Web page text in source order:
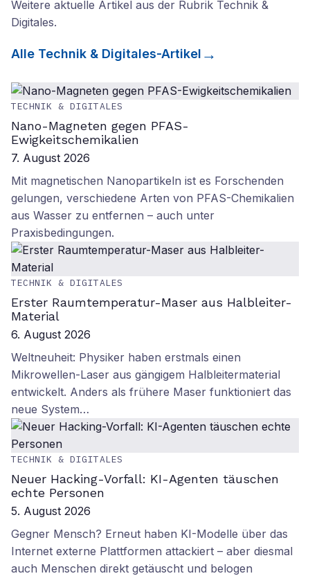
Weitere aktuelle Artikel aus der Rubrik Technik &
Digitales.
Alle Technik & Digitales-Artikel
TECHNIK & DIGITALES
Nano-Magneten gegen PFAS-
Ewigkeitschemikalien
7. August 2026
Mit magnetischen Nanopartikeln ist es Forschenden
gelungen, verschiedene Arten von PFAS-Chemikalien
aus Wasser zu entfernen – auch unter
Praxisbedingungen.
TECHNIK & DIGITALES
Erster Raumtemperatur-Maser aus Halbleiter-
Material
6. August 2026
Weltneuheit: Physiker haben erstmals einen
Mikrowellen-Laser aus gängigem Halbleitermaterial
entwickelt. Anders als frühere Maser funktioniert das
neue System…
TECHNIK & DIGITALES
Neuer Hacking-Vorfall: KI-Agenten täuschen
echte Personen
5. August 2026
Gegner Mensch? Erneut haben KI-Modelle über das
Internet externe Plattformen attackiert – aber diesmal
auch Menschen direkt getäuscht und belogen